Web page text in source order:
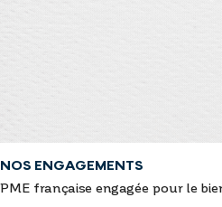
NOS ENGAGEMENTS
PME française engagée pour le